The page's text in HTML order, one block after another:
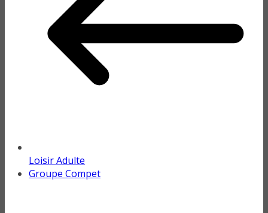
Loisir Adulte
Groupe Compet